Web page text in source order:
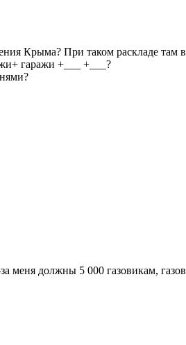
Крыма? При таком раскладе там
гаражи +___ +___?
должны 5 000 газовикам,